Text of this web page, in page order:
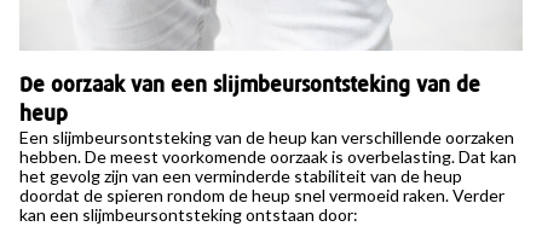
De oorzaak van een slijmbeursontsteking van de
heup
Een slijmbeursontsteking van de heup kan verschillende oorzaken
hebben. De meest voorkomende oorzaak is overbelasting. Dat kan
het gevolg zijn van een verminderde stabiliteit van de heup
doordat de spieren rondom de heup snel vermoeid raken. Verder
kan een slijmbeursontsteking ontstaan door: